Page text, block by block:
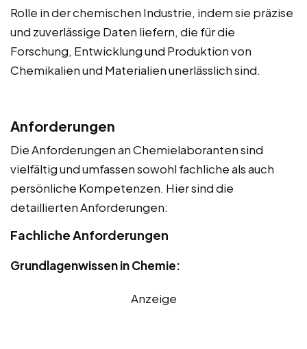
Rolle in der chemischen Industrie, indem sie präzise
und zuverlässige Daten liefern, die für die
Forschung, Entwicklung und Produktion von
Chemikalien und Materialien unerlässlich sind.
Anforderungen
Die Anforderungen an Chemielaboranten sind
vielfältig und umfassen sowohl fachliche als auch
persönliche Kompetenzen. Hier sind die
detaillierten Anforderungen:
Fachliche Anforderungen
Grundlagenwissen in Chemie:
Anzeige